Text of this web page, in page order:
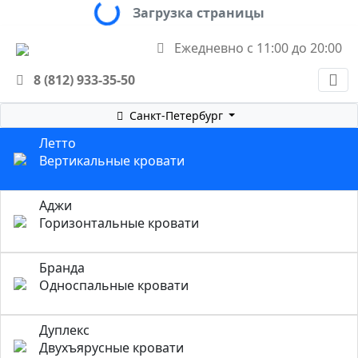
Loading...
Загрузка страницы
Ежедневно с 11:00 до 20:00
8 (812) 933-35-50
Санкт-Петербург
Летто
Вертикальные кровати
Аджи
Горизонтальные кровати
Бранда
Односпальные кровати
Дуплекс
Двухъярусные кровати